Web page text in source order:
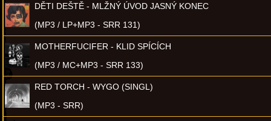
DĚTI DEŠTĚ - MLŽNÝ ÚVOD JASNÝ KONEC
(MP3 / LP+MP3 - SRR 131)
MOTHERFUCIFER - KLID SPÍCÍCH
(MP3 / MC+MP3 - SRR 133)
RED TORCH - WYGO (SINGL)
(MP3 - SRR)